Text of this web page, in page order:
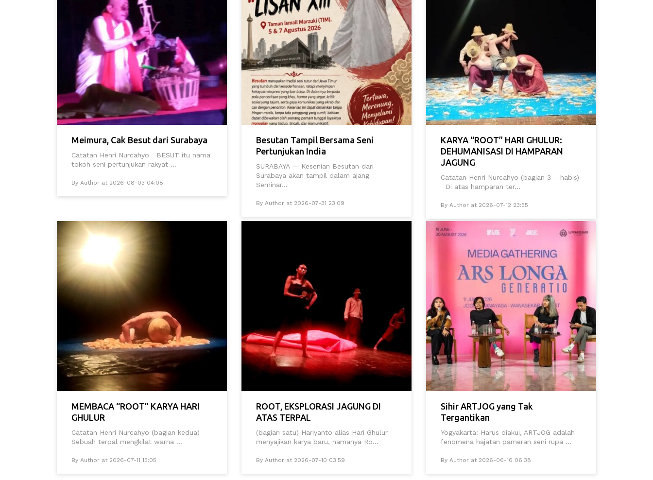
Meimura, Cak Besut dari Surabaya
Catatan Henri Nurcahyo BESUT itu nama
tokoh seni pertunjukan rakyat ...
By Author at 2026-08-03 04:08
Besutan Tampil Bersama Seni
Pertunjukan India
SURABAYA — Kesenian Besutan dari
Surabaya akan tampil dalam ajang
Seminar...
By Author at 2026-07-31 23:09
KARYA “ROOT” HARI GHULUR:
DEHUMANISASI DI HAMPARAN
JAGUNG
Catatan Henri Nurcahyo (bagian 3 – habis)
Di atas hamparan ter...
By Author at 2026-07-12 23:55
MEMBACA “ROOT” KARYA HARI
GHULUR
Catatan Henri Nurcahyo (bagian kedua)
Sebuah terpal mengkilat warna ...
By Author at 2026-07-11 15:05
ROOT, EKSPLORASI JAGUNG DI
ATAS TERPAL
(bagian satu) Hariyanto alias Hari Ghulur
menyajikan karya baru, namanya Ro...
By Author at 2026-07-10 03:59
Sihir ARTJOG yang Tak
Tergantikan
Yogyakarta: Harus diakui, ARTJOG adalah
fenomena hajatan pameran seni rupa ...
By Author at 2026-06-16 06:38